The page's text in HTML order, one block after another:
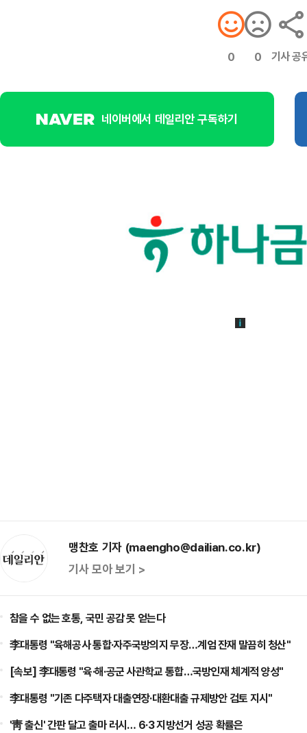
0 0 기사 공
네이버에서 데일리안 구독하기
맹찬호 기자 (maengho@dailian.co.kr)
기사 모아 보기 >
참을 수 없는 호통, 국민 공감 못 얻는다
李대통령 "육해공사 통합·자주국방의지 무장…계엄 잔재 말끔히 청산"
[속보] 李대통령 "육·해·공군 사관학교 통합…국방인재 체계적 양성"
李대통령 "기존 다주택자 대출연장·대환대출 규제방안 검토 지시"
'靑 출신' 간판 달고 출마 러시… 6·3 지방선거 성공 확률은